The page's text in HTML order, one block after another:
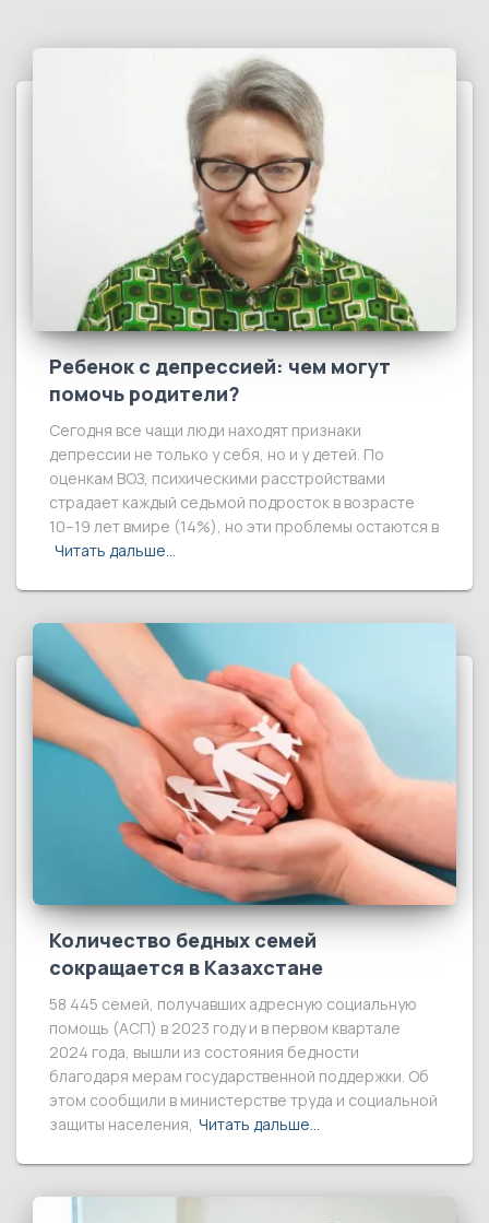
Ребенок с депрессией: чем могут
помочь родители?
Сегодня все чащи люди находят признаки
депрессии не только у себя, но и у детей. По
оценкам ВОЗ, психическими расстройствами
страдает каждый седьмой подросток в возрасте
10–19 лет вмире (14%), но эти проблемы остаются в
Читать дальше…
Количество бедных семей
сокращается в Казахстане
58 445 семей, получавших адресную социальную
помощь (АСП) в 2023 году и в первом квартале
2024 года, вышли из состояния бедности
благодаря мерам государственной поддержки. Об
этом сообщили в министерстве труда и социальной
защиты населения, Читать дальше…